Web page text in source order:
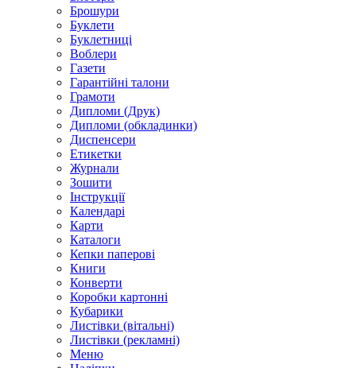
Брошури
Буклети
Буклетниці
Воблери
Газети
Гарантійні талони
Грамоти
Дипломи (Друк)
Дипломи (обкладинки)
Диспенсери
Етикетки
Журнали
Зошити
Інструкції
Календарі
Карти
Каталоги
Кепки паперові
Книги
Конверти
Коробки картонні
Кубарики
Листівки (вітальні)
Листівки (рекламні)
Меню